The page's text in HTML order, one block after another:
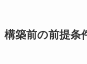
構築前の前提条